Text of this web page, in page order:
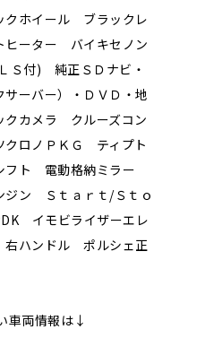
クホイール ブラックレ
ーター バイキセノン
Ｓ付) 純正ＳＤナビ・
サーバー）・ＤＶＤ・地
カメラ クルーズコン
ロノＰＫＧ ティプト
フト 電動格納ミラー
ジン Ｓｔａｒｔ/Ｓｔｏ
イモビライザーエレ
ハンドル ポルシェ正
車両情報は↓